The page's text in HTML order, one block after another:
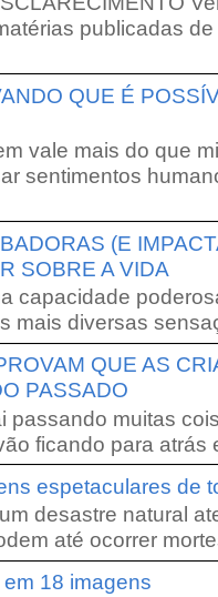
publicadas
QUE É
vale mais do que
sentimentos
(E
SOBRE A VIDA
capacidade
mais diversas
QUE AS
PASSADO
passando muitas
ficando para atrás
espetaculares de
desastre natural
até ocorrer
18 imagens